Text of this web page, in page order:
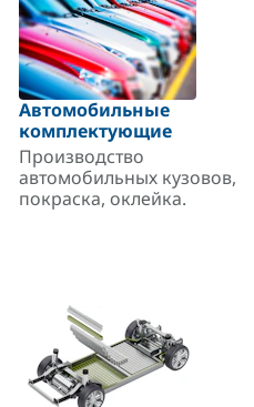
Автомобильные
комплектующие
Производство
автомобильных кузовов,
покраска, оклейка.